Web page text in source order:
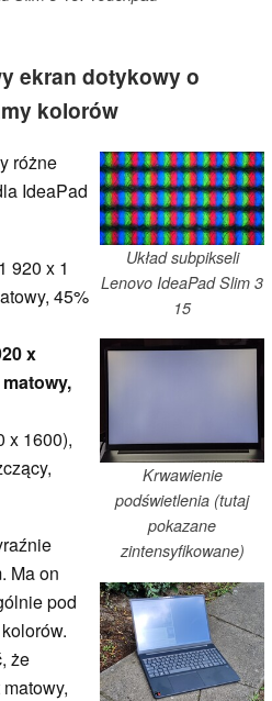
ekran dotykowy o
kolorów
Układ subpikseli
Lenovo IdeaPad Slim 3
15
Krwawienie
podświetlenia (tutaj
pokazane
zintensyfikowane)
różne
IdeaPad
920 x 1
45%
x
matowy,
x 1600),
Ma on
pod
że